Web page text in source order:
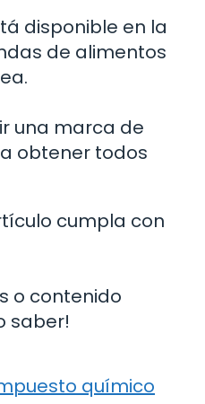
disponible en la
de alimentos
una marca de
obtener todos
cumpla con
o contenido
saber!
químico